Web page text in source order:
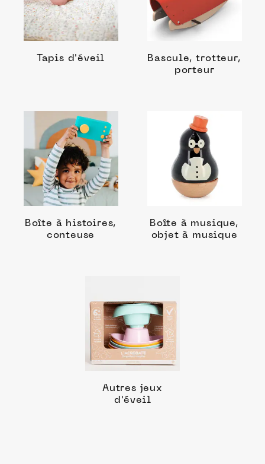
Tapis d'éveil
Bascule, trotteur,
porteur
Boîte à histoires,
conteuse
Boîte à musique,
objet à musique
Autres jeux
d'éveil